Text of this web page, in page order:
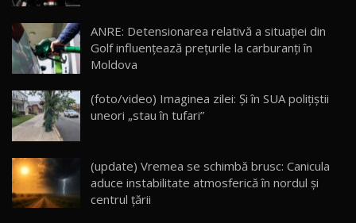
17 20:06
30:08
AutoBlog.MD
23:36
20
Noul ZEEKR 7X / Test Drive AutoBlog.MD
29:08
ANRE: Detensionarea relativă a situației din
Golf influențează prețurile la carburanți în
Moldova
(foto/video) Imaginea zilei: Și în SUA polițiștii
uneori „stau în tufari”
(update) Vremea se schimbă brusc: Canicula
aduce instabilitate atmosferică în nordul și
centrul țării